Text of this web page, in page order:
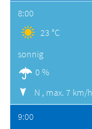
8:00
23 °C
sonnig
0 %
N , max. 7 km/h
9:00